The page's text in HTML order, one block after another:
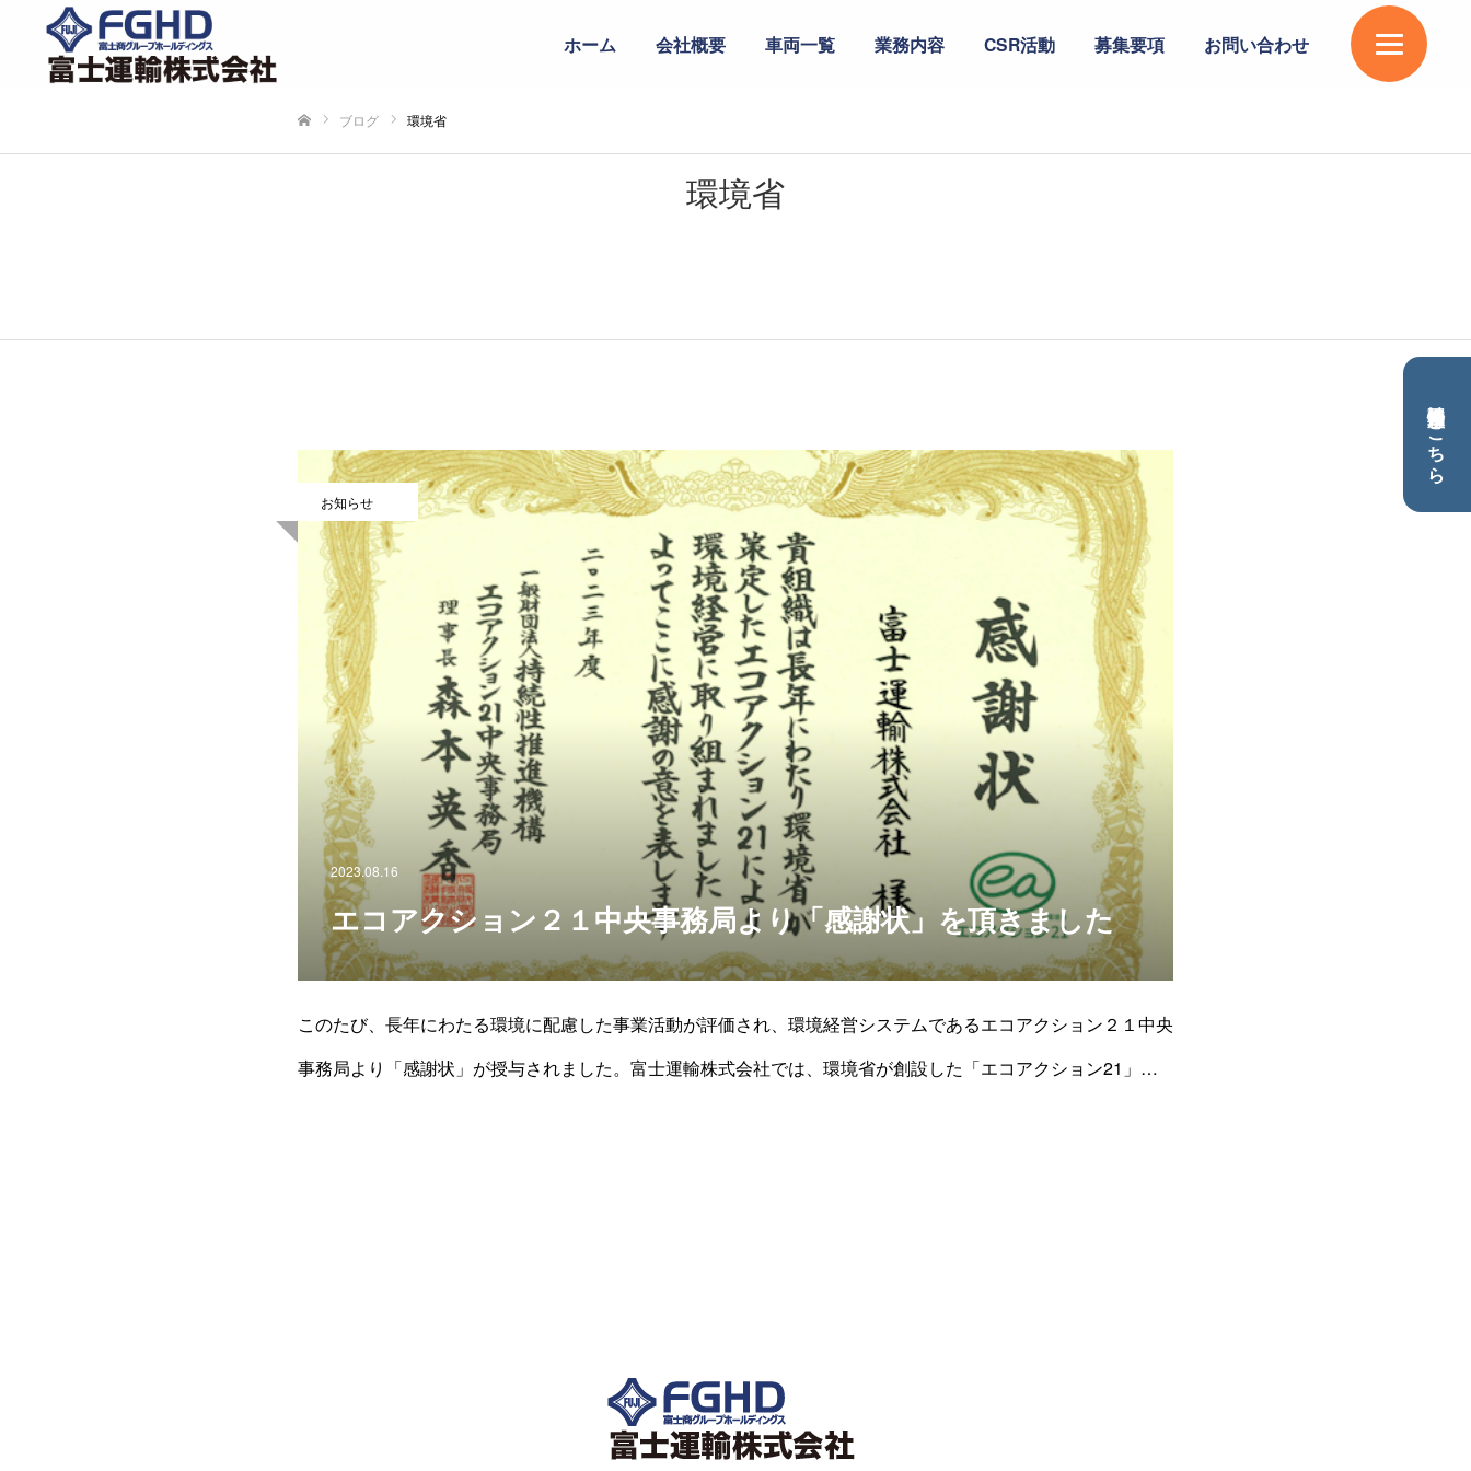
ホーム 会社概要 車両一覧 業務内容 CSR活動 募集要項 お問い合わせ
ブログ 環境省
環境省
お知らせ
2023.08.16
エコアクション２１中央事務局より「感謝状」を頂きました
このたび、長年にわたる環境に配慮した事業活動が評価され、環境経営システムであるエコアクション２１中央
事務局より「感謝状」が授与されました。富士運輸株式会社では、環境省が創設した「エコアクション21」認
不動産情報は
こちら